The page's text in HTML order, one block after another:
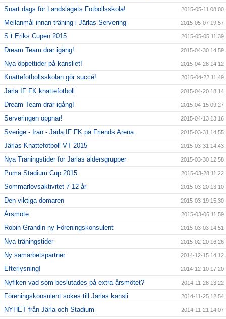
Snart dags för Landslagets Fotbollsskola! 2015-05-11 08:00
Mellanmål innan träning i Järlas Servering 2015-05-07 19:57
S:t Eriks Cupen 2015 2015-05-05 11:39
Dream Team drar igång! 2015-04-30 14:59
Nya öppettider på kansliet! 2015-04-28 14:12
Knattefotbollsskolan gör succé! 2015-04-22 11:49
Järla IF FK knattefotboll 2015-04-20 18:14
Dream Team drar igång! 2015-04-15 09:27
Serveringen öppnar! 2015-04-13 13:16
Sverige - Iran - Järla IF FK på Friends Arena 2015-03-31 14:55
Järlas Knattefotboll VT 2015 2015-03-31 14:43
Nya Träningstider för Järlas åldersgrupper 2015-03-30 12:58
Puma Stadium Cup 2015 2015-03-28 11:22
Sommarlovsaktivitet 7-12 år 2015-03-20 13:10
Den viktiga domaren 2015-03-19 15:30
Årsmöte 2015-03-06 11:59
Robin Grandin ny Föreningskonsulent 2015-03-03 14:51
Nya träningstider 2015-02-20 16:26
Ny samarbetspartner 2014-12-15 14:12
Efterlysning! 2014-12-10 17:20
Nyfiken vad som beslutades på extra årsmötet? 2014-11-28 13:22
Föreningskonsulent sökes till Järlas kansli 2014-11-25 12:54
NYHET från Järla och Stadium 2014-11-21 14:07